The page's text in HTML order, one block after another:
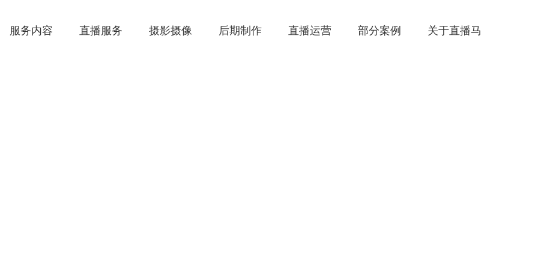
服务内容 直播服务 摄影摄像 后期制作 直播运营 部分案例 关于直播马